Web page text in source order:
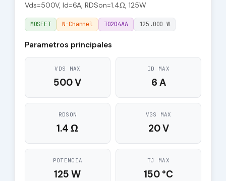
Vds=500V, Id=6A, RDSon=1.4Ω, 125W
MOSFET N-Channel TO204AA 125.000 W
Parametros principales
VDS MAX
500 V
ID MAX
6 A
RDSON
1.4 Ω
VGS MAX
20 V
POTENCIA
125 W
TJ MAX
150 °C